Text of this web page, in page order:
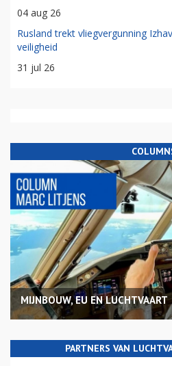
04 aug 26
Rusland trekt vliegvergunning
veiligheid
31 jul 26
MIJNBOUW, EU EN LUCHTVAART
PARTNERS VAN